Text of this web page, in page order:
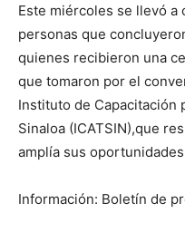
Este miércoles se llevó a
personas que
quienes recibieron una
que tomaron por el
Instituto de Capacitación
Sinaloa (ICATSIN),que
amplía sus
Información: Boletín de